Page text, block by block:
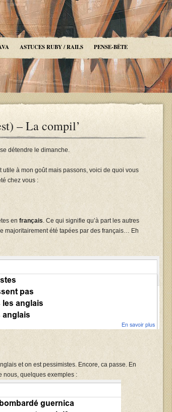
ASTUCES RUBY / RAILS PENSE-BÊTE
– La compil’
détendre le dimanche.
à mon goût mais passons, voici de quoi vous
chez vous :
en français. Ce qui signifie qu’à part les autres
majoritairement été tapées par des français… Eh
et on est pessimistes. Encore, ca passe. En
nous, quelques exemples :